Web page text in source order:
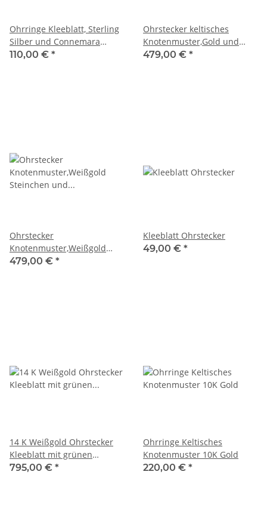
Ohrringe Kleeblatt, Sterling
Silber und Connemara
Marmor
110,00 € *
Ohrstecker keltisches
Knotenmuster,Gold und
Diamanten
479,00 € *
Ohrstecker
Knotenmuster,Weißgold
Steinchen und Diamanten
479,00 € *
Kleeblatt Ohrstecker
49,00 € *
14 K Weißgold Ohrstecker
Kleeblatt mit grünen
Diamanten
795,00 € *
Ohrringe Keltisches
Knotenmuster 10K Gold
220,00 € *